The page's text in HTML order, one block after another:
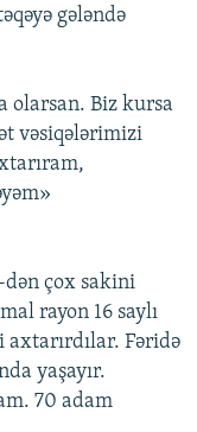
gələndə
olarsan. Biz kursa
vəsiqələrimizi
çox sakini
rayon 16 saylı
axtarırdılar. Fəridə
yaşayır.
70 adam